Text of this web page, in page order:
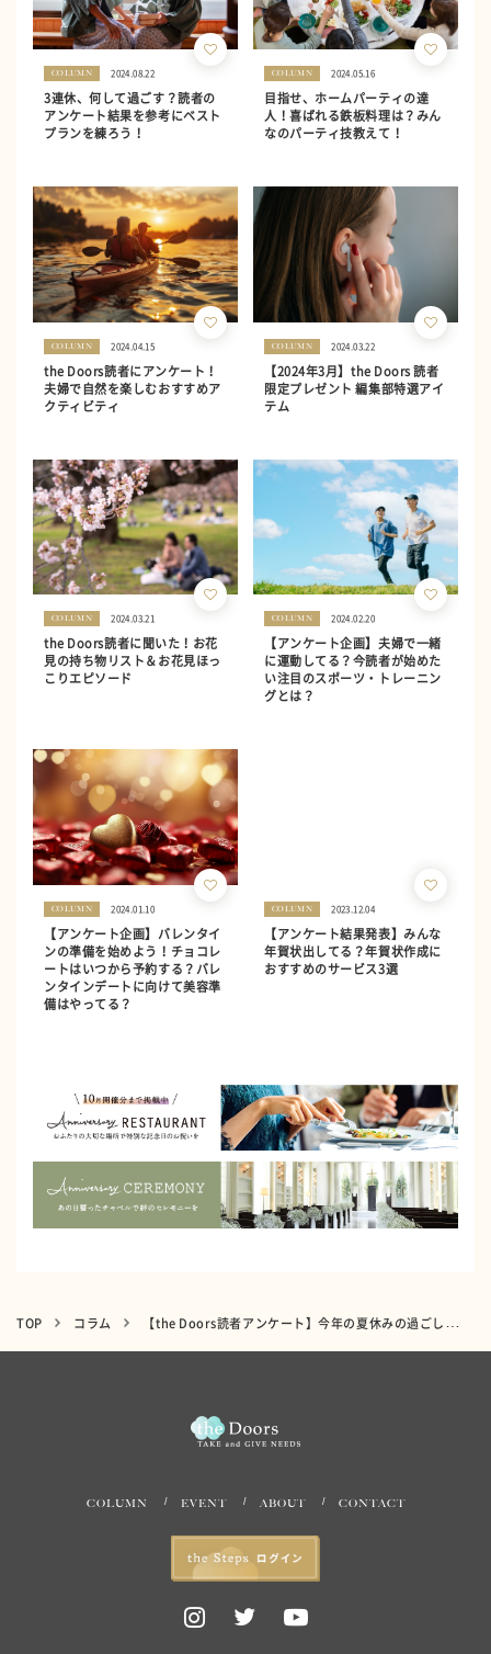
COLUMN 2024.08.22
3連休、何して過ごす？読者の
アンケート結果を参考にベスト
プランを練ろう！
COLUMN 2024.05.16
目指せ、ホームパーティの達
人！喜ばれる鉄板料理は？みん
なのパーティ技教えて！
COLUMN 2024.04.15
the Doors読者にアンケート！
夫婦で自然を楽しむおすすめア
クティビティ
COLUMN 2024.03.22
【2024年3月】the Doors 読者
限定プレゼント 編集部特選アイ
テム
COLUMN 2024.03.21
the Doors読者に聞いた！お花
見の持ち物リスト＆お花見ほっ
こりエピソード
COLUMN 2024.02.20
【アンケート企画】夫婦で一緒
に運動してる？今読者が始めた
い注目のスポーツ・トレーニン
グとは？
COLUMN 2024.01.10
【アンケート企画】バレンタイ
ンの準備を始めよう！チョコレ
ートはいつから予約する？バレ
ンタインデートに向けて美容準
備はやってる？
COLUMN 2023.12.04
【アンケート結果発表】みんな
年賀状出してる？年賀状作成に
おすすめのサービス3選
TOP コラム 【the Doors読者アンケート】今年の夏休みの過ごし方を教えて！コロナ禍が落ち着いたら行きたい場所とは？
COLUMN EVENT ABOUT CONTACT